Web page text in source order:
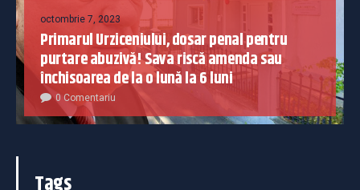
octombrie 7, 2023
Primarul Urziceniului, dosar penal pentru
purtare abuzivă! Sava riscă amenda sau
închisoarea de la o lună la 6 luni
0 Comentariu